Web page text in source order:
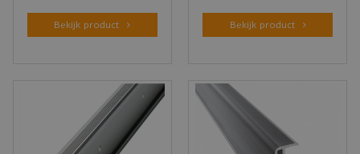
Bekijk product Bekijk product